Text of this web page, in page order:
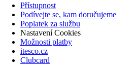
Přístupnost
Podívejte se, kam doručujeme
Poplatek za službu
Nastavení Cookies
Možnosti platby
itesco.cz
Clubcard